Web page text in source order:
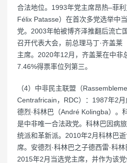
合法地位。1993年党主席昂热–菲
Félix Patasse）在首次多党选举中
党。2003年帕被博齐泽推翻后流亡
召开代表大会，前总理马丁·齐盖莱
主席。2020年12月，齐盖莱在中非
7.46%得票率位列第三。
（4）中非民主联盟（
Centrafricain，RDC）：1987年2
德烈·科林巴（André Kolingba）。
是中非唯一合法政党。科林巴因病
统派和革新派。2010年2月科林巴
席。安德烈·科林巴之子德西雷·科林
2015年2月当选党主席，并作为该